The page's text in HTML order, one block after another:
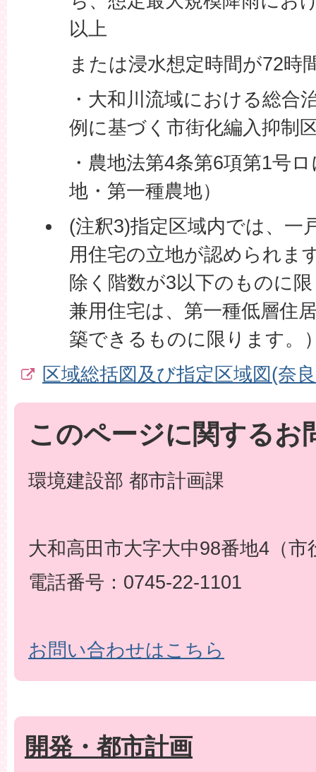
以上
または浸水想定時間が72時
・大和川流域における総合
例に基づく市街化編入抑制
・農地法第4条第6項第1号
地・第一種農地）
(注釈3)指定区域内では、一
用住宅の立地が認められま
除く階数が3以下のものに
兼用住宅は、第一種低層住
築できるものに限ります。
区域総括図及び指定区域図(奈
このページに関するお
環境建設部 都市計画課
大和高田市大字大中98番地4（市
電話番号：0745-22-1101
お問い合わせはこちら
開発・都市計画